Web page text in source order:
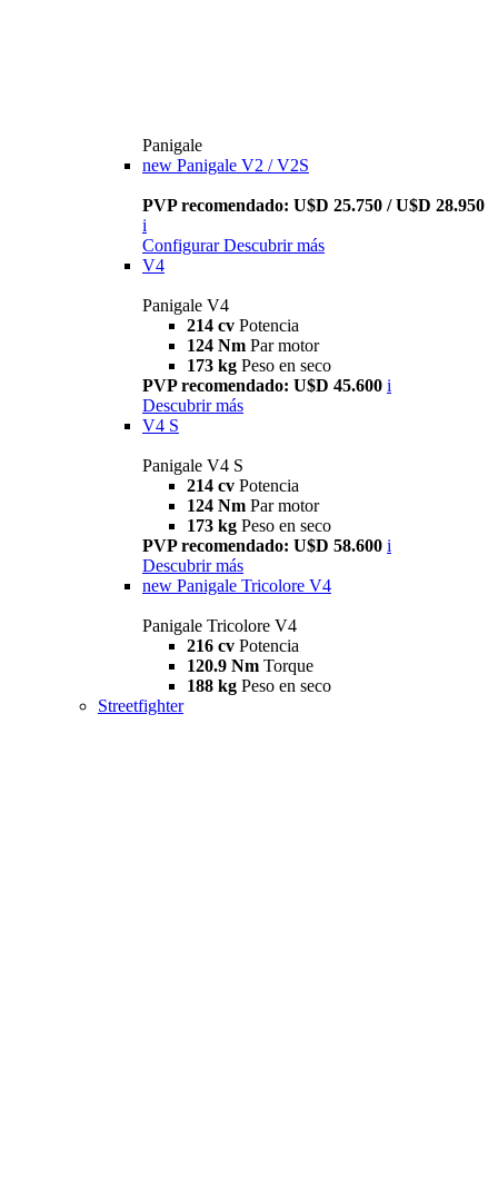
Panigale
new Panigale V2 / V2S
PVP recomendado: U$D 25.750 / U$D 28.950
i
Configurar Descubrir más
V4
Panigale V4
214 cv Potencia
124 Nm Par motor
173 kg Peso en seco
PVP recomendado: U$D 45.600 i
Descubrir más
V4 S
Panigale V4 S
214 cv Potencia
124 Nm Par motor
173 kg Peso en seco
PVP recomendado: U$D 58.600 i
Descubrir más
new Panigale Tricolore V4
Panigale Tricolore V4
216 cv Potencia
120.9 Nm Torque
188 kg Peso en seco
Streetfighter